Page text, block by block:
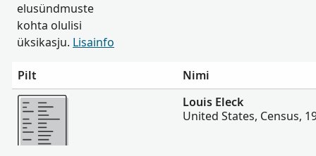
elusündmuste
kohta olulisi
üksikasju. Lisainfo
Pilt
Nimi
Rohkem
Louis Eleck
United States, Census,